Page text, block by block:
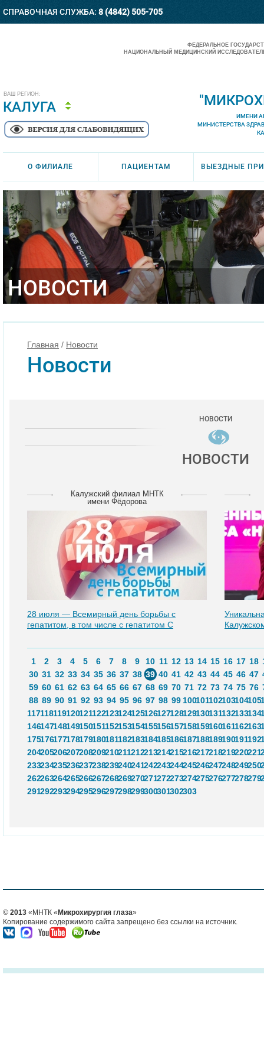
СПРАВОЧНАЯ СЛУЖБА: 8 (4842) 505-705
ВАШ РЕГИОН:
КАЛУГА
ФЕДЕРАЛЬНОЕ
НАЦИОНАЛЬНЫЙ МЕДИЦИНСКИЙ
ИМЕНИ
МИНИСТЕРСТВА
О ФИЛИАЛЕ ПАЦИЕНТАМ ВЫЕЗДНЫЕ
НОВОСТИ
Главная / Новости
Новости
НОВОСТИ
НОВОСТИ
Калужский филиал МНТК
имени Фёдорова
28 июля — Всемирный день борьбы с
гепатитом, в том числе с гепатитом С
1 2 3 4 5 6 7 8 9 10 11 12 13 14 15 16 17 18
30 31 32 33 34 35 36 37 38 39 40 41 42 43 44 45 46 47
59 60 61 62 63 64 65 66 67 68 69 70 71 72 73 74 75 76
88 89 90 91 92 93 94 95 96 97 98 99 100101102103104105
117118119120121122123124125126127128129130131132133134
146147148149150151152153154155156157158159160161162163
175176177178179180181182183184185186187188189190191192
204205206207208209210211212213214215216217218219220221
233234235236237238239240241242243244245246247248249250
262263264265266267268269270271272273274275276277278279
291292293294295296297298299300301302303
© 2013 «МНТК « Микрохирургия глаза»
Копирование содержимого сайта запрещено без ссылки на источник.